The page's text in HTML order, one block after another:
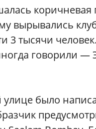
коричневая
вырывались
3 тысячи
говорили —
улице было